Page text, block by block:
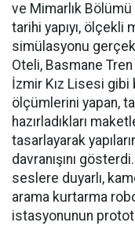
ve Mimarlık
tarihi yapıyı,
simülasyonu
Oteli, Basmane Tren
İzmir Kız Lisesi gibi
ölçümlerini yapan,
hazırladıkları
tasarlayarak
davranışını
seslere duyarlı,
arama kurtarma
istasyonunun